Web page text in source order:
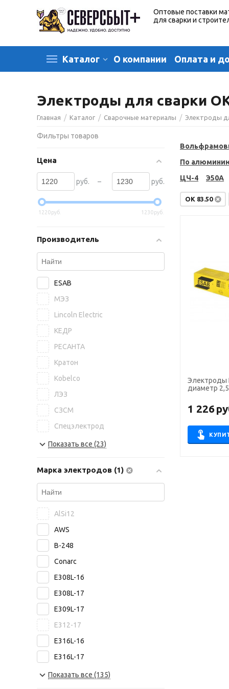
Оптовые поставки
для сварки и
Каталог О компании Оплата и
Электроды для сварки
Главная / Каталог / Сварочные материалы / Электроды
По
ЦЧ-4
Э50А
OK 83.50
Электроды
диаметр
1 226
Фильтры товаров
Цена
руб. – руб.
1220руб. 1230руб.
Производитель
ESAB
МЭЗ
Lincoln Electric
КЕДР
РЕСАНТА
Кратон
Kobelco
ЛЭЗ
СЗСМ
Спецэлектрод
NITTETSU
ASKAYNAK
ABICOR BINZEL
Показать все (23)
Марка электродов (1)
AlSi12
AWS
B-248
Conarc
E308L-16
E308L-17
E309L-17
E312-17
E316L-16
E316L-17
E8015-B6
Показать все (135)